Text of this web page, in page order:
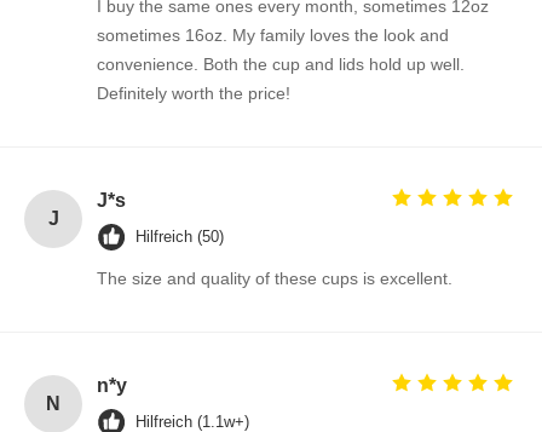
I buy the same ones every month, sometimes 12oz
sometimes 16oz. My family loves the look and
convenience. Both the cup and lids hold up well.
Definitely worth the price!
J
J*s
Hilfreich (50)
The size and quality of these cups is excellent.
N
n*y
Hilfreich (1.1w+)